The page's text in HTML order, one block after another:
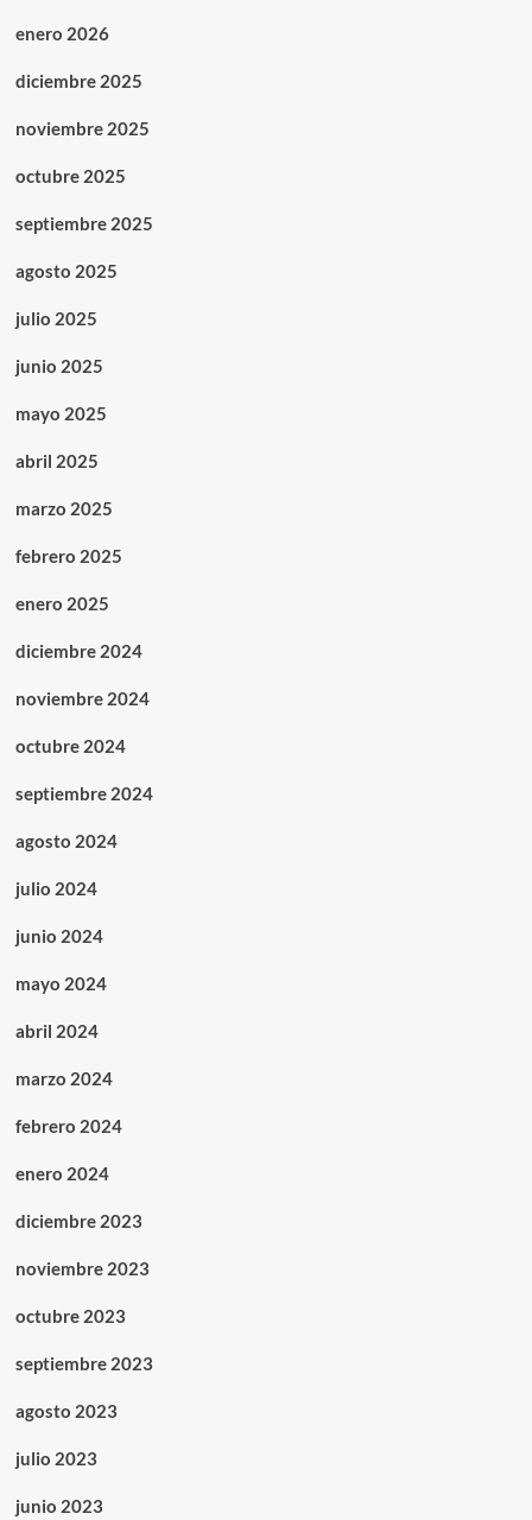
enero 2026
diciembre 2025
noviembre 2025
octubre 2025
septiembre 2025
agosto 2025
julio 2025
junio 2025
mayo 2025
abril 2025
marzo 2025
febrero 2025
enero 2025
diciembre 2024
noviembre 2024
octubre 2024
septiembre 2024
agosto 2024
julio 2024
junio 2024
mayo 2024
abril 2024
marzo 2024
febrero 2024
enero 2024
diciembre 2023
noviembre 2023
octubre 2023
septiembre 2023
agosto 2023
julio 2023
junio 2023